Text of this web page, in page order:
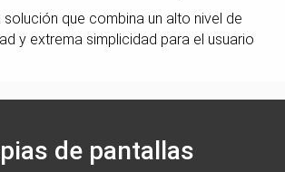
solución que combina un alto nivel de
y extrema simplicidad para el usuario
de pantallas